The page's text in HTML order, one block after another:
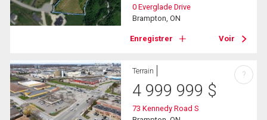
0 Everglade Drive
Brampton, ON
Enregistrer Voir
Terrain
4 999 999 $
73 Kennedy Road S
?